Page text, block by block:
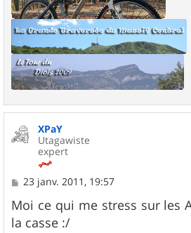
XPaY
Utagawiste
expert
M
s
s
a
23 janv. 2011, 19:57
Moi ce qui me stress sur les
la casse :/